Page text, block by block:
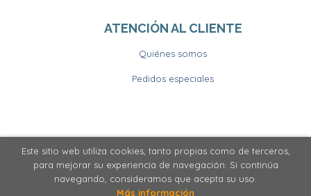
ATENCIÓN AL CLIENTE
Quiénes somos
Pedidos especiales
2026 © Llibrería Horitzons . Todos los Derechos
Reservados
Este sitio web utiliza cookies, tanto propias como de terceros,
para mejorar su experiencia de navegación. Si continúa
navegando, consideramos que acepta su uso.
Más información